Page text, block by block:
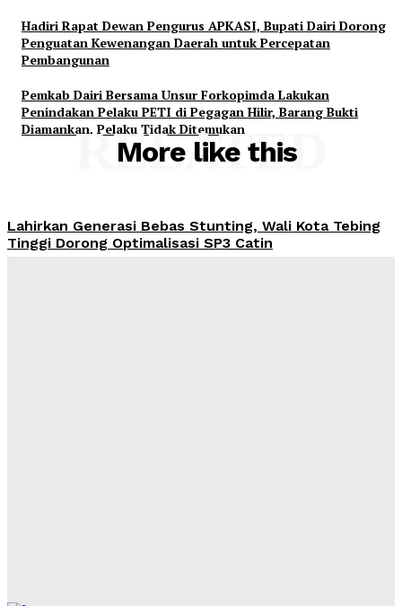
Hadiri Rapat Dewan Pengurus APKASI, Bupati Dairi Dorong
Penguatan Kewenangan Daerah untuk Percepatan
Pembangunan
Pemkab Dairi Bersama Unsur Forkopimda Lakukan
Penindakan Pelaku PETI di Pegagan Hilir, Barang Bukti
Diamankan, Pelaku Tidak Ditemukan
More like this
RELATED
Lahirkan Generasi Bebas Stunting, Wali Kota Tebing
Tinggi Dorong Optimalisasi SP3 Catin